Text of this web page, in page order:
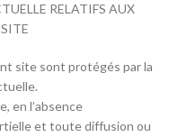
RELATIFS AUX
site sont protégés par la
en l’absence
et toute diffusion ou